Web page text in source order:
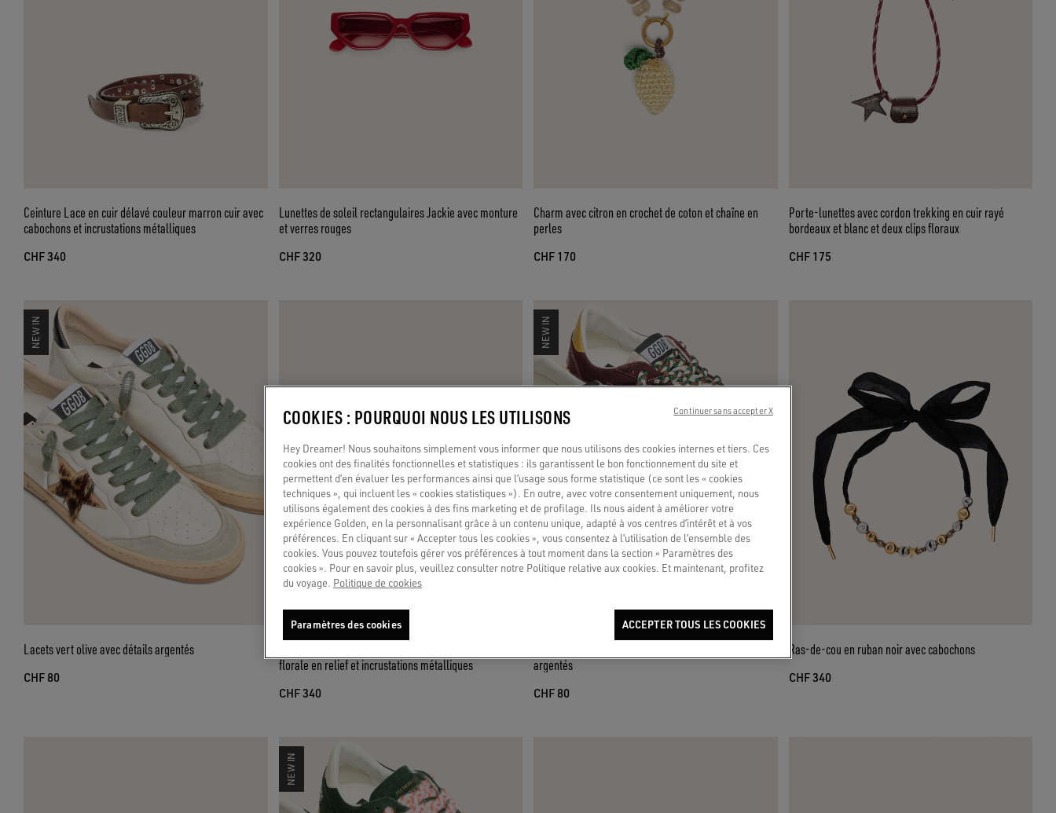
Ceinture Lace en cuir délavé couleur marron cuir avec
cabochons et incrustations métalliques
CHF 340
Lunettes de soleil rectangulaires Jackie avec monture
et verres rouges
CHF 320
Charm avec citron en crochet de coton et chaîne en
perles
CHF 170
Porte-lunettes avec cordon trekking en cuir rayé
bordeaux et blanc et deux clips floraux
CHF 175
NEW IN
Lacets vert olive avec détails argentés
CHF 80
florale en relief et incrustations métalliques
CHF 340
NEW IN
argentés
CHF 80
Ras-de-cou en ruban noir avec cabochons
CHF 340
NEW IN
COOKIES : POURQUOI NOUS LES UTILISONS
Hey Dreamer! Nous souhaitons simplement vous informer que nous utilisons des cookies internes et tiers. Ces
cookies ont des finalités fonctionnelles et statistiques : ils garantissent le bon fonctionnement du site et
permettent d’en évaluer les performances ainsi que l’usage sous forme statistique (ce sont les « cookies
techniques », qui incluent les « cookies statistiques »). En outre, avec votre consentement uniquement, nous
utilisons également des cookies à des fins marketing et de profilage. Ils nous aident à améliorer votre
expérience Golden, en la personnalisant grâce à un contenu unique, adapté à vos centres d’intérêt et à vos
préférences. En cliquant sur « Accepter tous les cookies », vous consentez à l’utilisation de l’ensemble des
cookies. Vous pouvez toutefois gérer vos préférences à tout moment dans la section « Paramètres des
cookies ». Pour en savoir plus, veuillez consulter notre Politique relative aux cookies. Et maintenant, profitez
du voyage. Politique de cookies
Paramètres des cookies ACCEPTER TOUS LES COOKIES
Continuer sans accepter X